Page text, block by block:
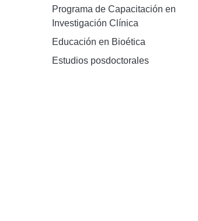
Programa de Capacitación en
Investigación Clínica
Educación en Bioética
Estudios posdoctorales